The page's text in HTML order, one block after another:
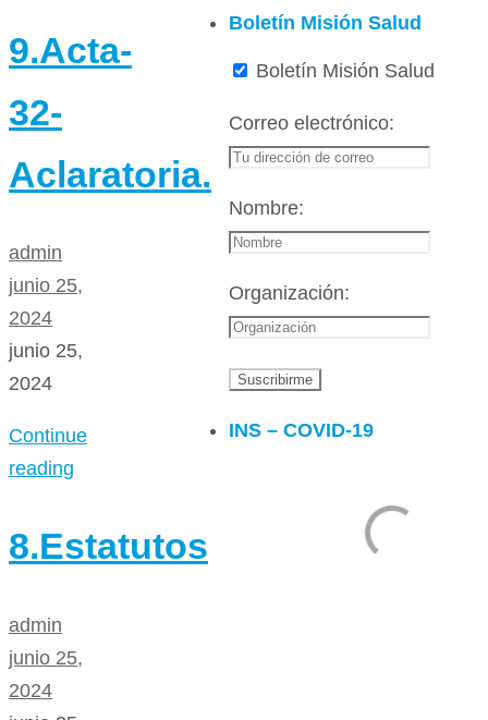
9.Acta-
32-
Aclaratoria.
admin
junio 25,
2024
junio 25,
2024
Continue
reading
8.Estatutos
admin
junio 25,
2024
Boletín Misión Salud
Boletín Misión Salud
Correo electrónico:
Nombre:
Organización:
INS – COVID-19